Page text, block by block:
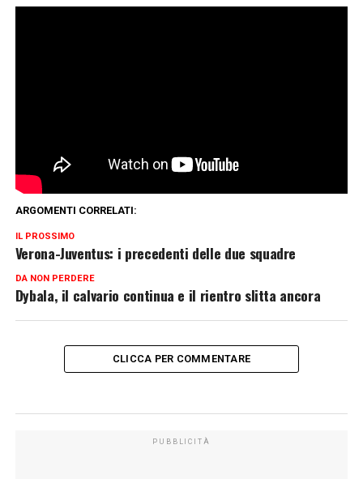
ARGOMENTI CORRELATI:
IL PROSSIMO
Verona-Juventus: i precedenti delle due squadre
DA NON PERDERE
Dybala, il calvario continua e il rientro slitta ancora
CLICCA PER COMMENTARE
PUBBLICITÀ